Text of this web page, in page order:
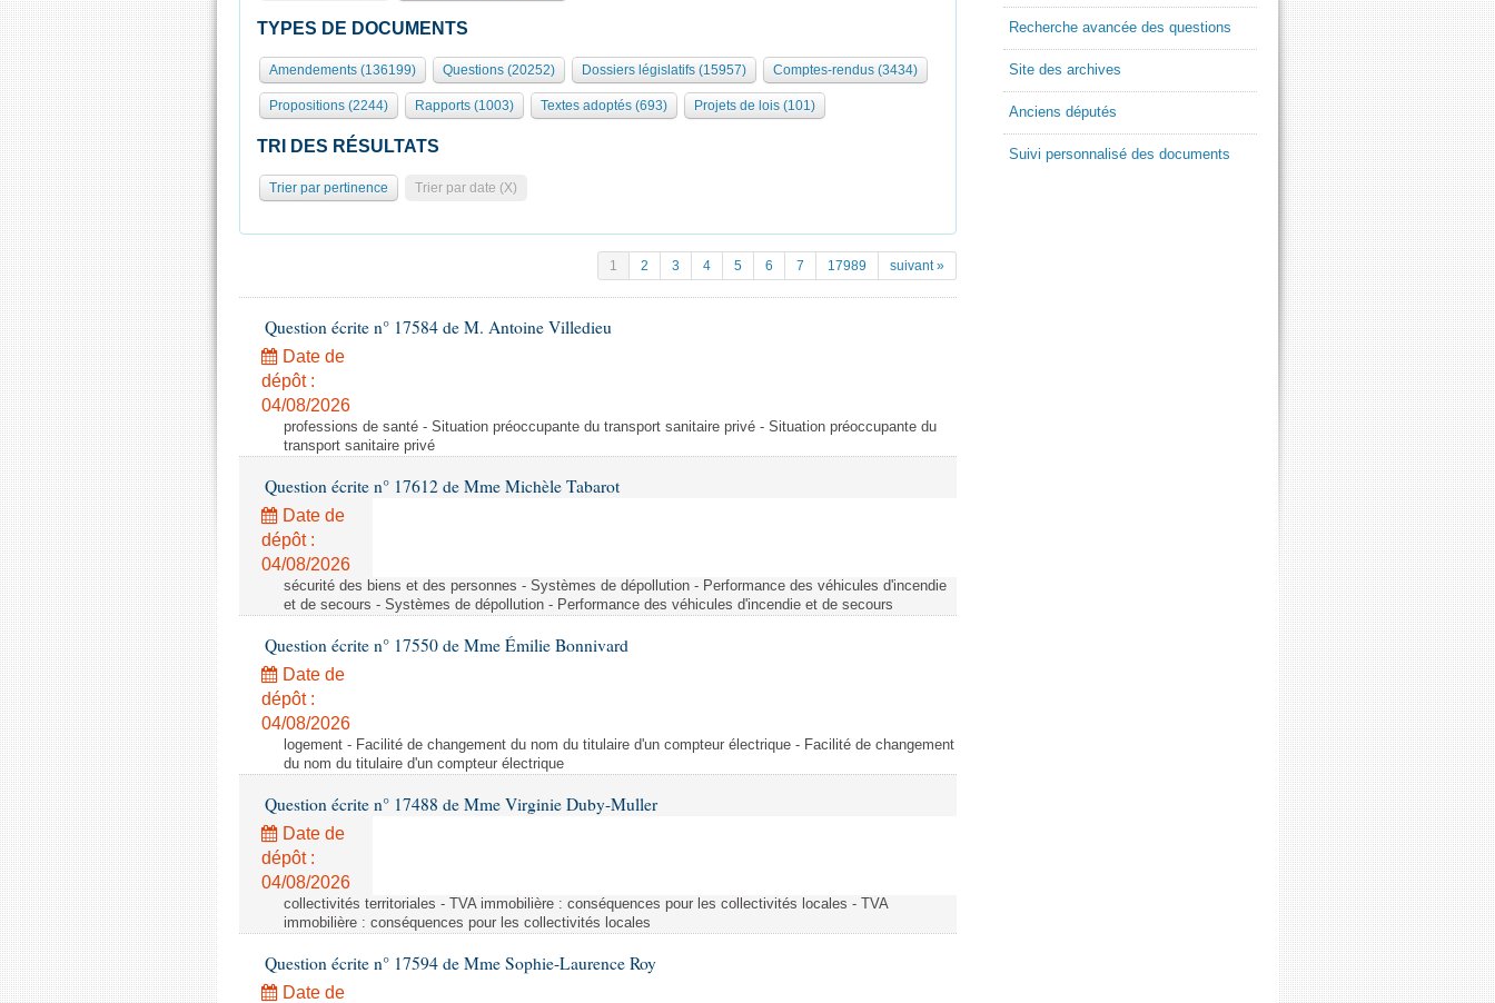
TYPES DE DOCUMENTS
Amendements (136199) Questions (20252) Dossiers législatifs (15957) Comptes-rendus (3434)
Propositions (2244) Rapports (1003) Textes adoptés (693) Projets de lois (101)
TRI DES RÉSULTATS
Trier par pertinence Trier par date (X)
1 2 3 4 5 6 7 17989 suivant »
Question écrite n° 17584 de M. Antoine Villedieu
Date de
dépôt :
04/08/2026
professions de santé - Situation préoccupante du transport sanitaire privé - Situation préoccupante du
transport sanitaire privé
Question écrite n° 17612 de Mme Michèle Tabarot
Date de
dépôt :
04/08/2026
sécurité des biens et des personnes - Systèmes de dépollution - Performance des véhicules d'incendie
et de secours - Systèmes de dépollution - Performance des véhicules d'incendie et de secours
Question écrite n° 17550 de Mme Émilie Bonnivard
Date de
dépôt :
04/08/2026
logement - Facilité de changement du nom du titulaire d'un compteur électrique - Facilité de changement
du nom du titulaire d'un compteur électrique
Question écrite n° 17488 de Mme Virginie Duby-Muller
Date de
dépôt :
04/08/2026
collectivités territoriales - TVA immobilière : conséquences pour les collectivités locales - TVA
immobilière : conséquences pour les collectivités locales
Question écrite n° 17594 de Mme Sophie-Laurence Roy
Date de
Recherche avancée des questions
Site des archives
Anciens députés
Suivi personnalisé des documents